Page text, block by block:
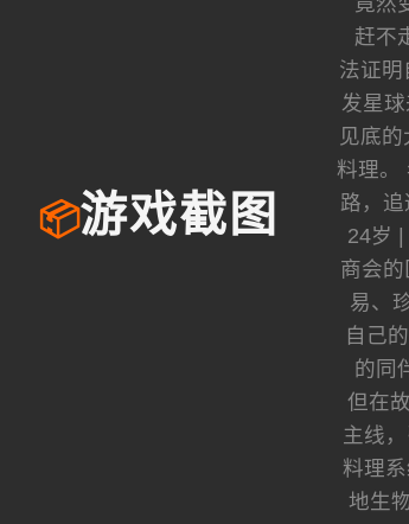
📦游戏截图
赶不
法证
发星
见底
料理。
路，
24岁
商会
易、
自己
的同
但在
主线
料理
地生